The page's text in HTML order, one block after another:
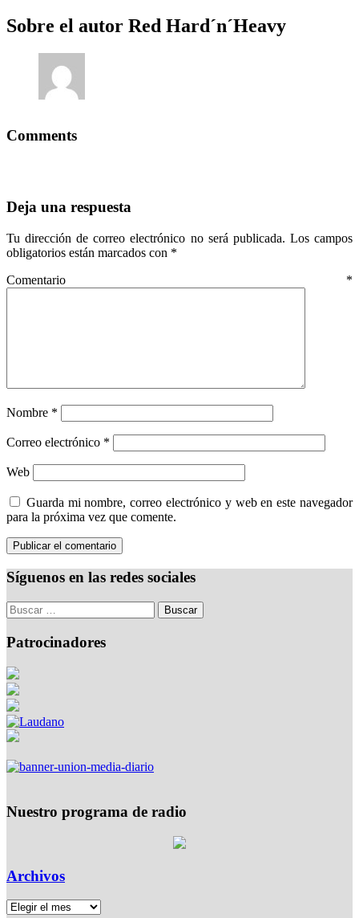
Sobre el autor Red Hard´n´Heavy
Comments
Deja una respuesta
Tu dirección de correo electrónico no será publicada. Los campos
obligatorios están marcados con *
Comentario *
Nombre *
Correo electrónico *
Web
Guarda mi nombre, correo electrónico y web en este navegador
para la próxima vez que comente.
Síguenos en las redes sociales
Patrocinadores
Nuestro programa de radio
Archivos